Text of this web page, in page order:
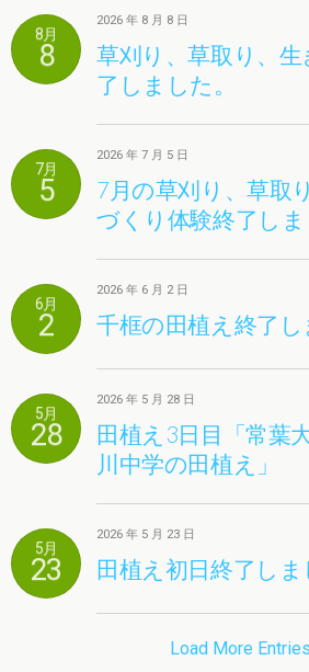
8月
8
2026 年 8 月 8 日
草刈り、草取り、生
了しました。
7月
5
2026 年 7 月 5 日
7月の草刈り、草取
づくり体験終了しま
6月
2
2026 年 6 月 2 日
千框の田植え終了し
5月
28
2026 年 5 月 28 日
田植え3日目「常葉
川中学の田植え」
5月
23
2026 年 5 月 23 日
田植え初日終了しま
Load More